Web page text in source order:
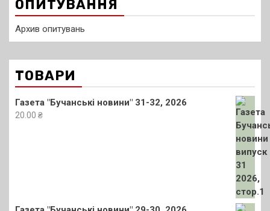
ОПИТУВАННЯ
Архив опитувань
ТОВАРИ
Газета "Бучанські новини" 31-32, 2026
20.00 ₴